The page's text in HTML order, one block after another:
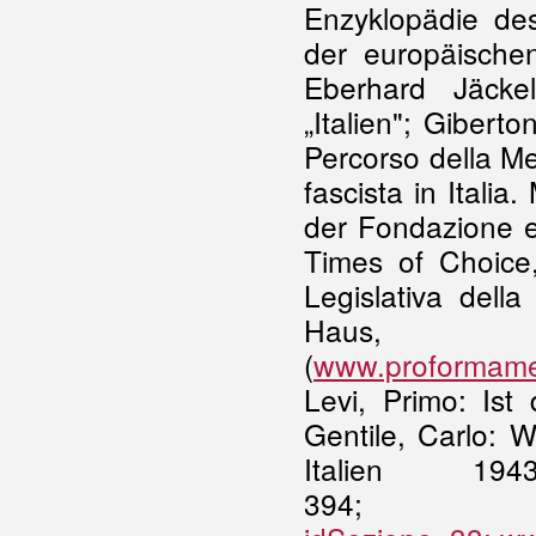
Enzyklopädie
der
Eberhard
„Italien";
Percorso della
fascista in Italia.
der Fondazione
Times of
Legislativa
(
Levi, Primo: Ist
Gentile, Carlo:
Italien